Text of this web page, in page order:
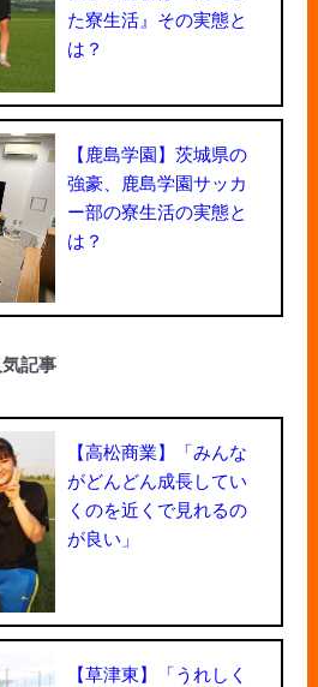
た寮生活』その実態と
は？
【鹿島学園】茨城県の
強豪、鹿島学園サッカ
ー部の寮生活の実態と
は？
記事
【高松商業】「みんな
がどんどん成長してい
くのを近くで見れるの
が良い」
【草津東】「うれしく